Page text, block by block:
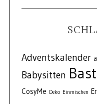
Adventskalender
Babysitten
CosyMe Deko Einmischen